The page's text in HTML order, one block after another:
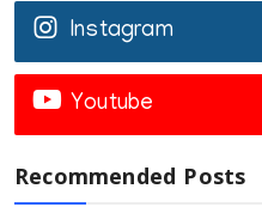
Instagram
Youtube
Recommended Posts